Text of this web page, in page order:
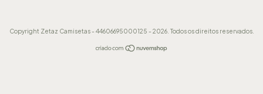
Copyright Zetaz Camisetas - 44606695000125 - 2026. Todos os direitos reservados.